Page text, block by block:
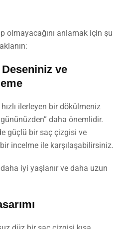
olmayacağını anlamak için şu
ve
ilerleyen bir dökülmeniz
daha önemlidir.
güçlü bir saç çizgisi ve
incelme ile karşılaşabilirsiniz.
iyi yaşlanır ve daha uzun